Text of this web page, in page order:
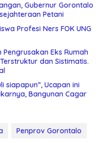
Gubernur Gorontalo
Petani
Profesi Ners FOK UNG
Pengrusakan Eks Rumah
siapapun”, Ucapan ini
Bangunan Cagar
Penprov Gorontalo